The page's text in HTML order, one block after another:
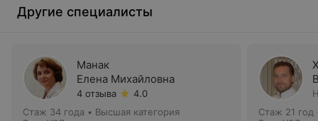
Другие специалисты
Манак
Елена Михайловна
4 отзыва
4.0
Стаж 34 года • Высшая категория
Стаж 21 год